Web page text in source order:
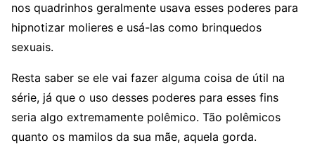
nos quadrinhos geralmente usava esses poderes para
hipnotizar molieres e usá-las como brinquedos
sexuais.
Resta saber se ele vai fazer alguma coisa de útil na
série, já que o uso desses poderes para esses fins
seria algo extremamente polêmico. Tão polêmicos
quanto os mamilos da sua mãe, aquela gorda.